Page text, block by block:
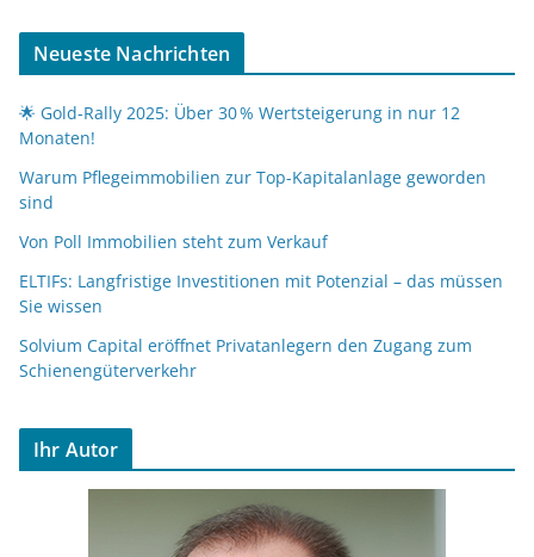
Neueste Nachrichten
🌟 Gold-Rally 2025: Über 30 % Wertsteigerung in nur 12
Monaten!
Warum Pflegeimmobilien zur Top-Kapitalanlage geworden
sind
Von Poll Immobilien steht zum Verkauf
ELTIFs: Langfristige Investitionen mit Potenzial – das müssen
Sie wissen
Solvium Capital eröffnet Privatanlegern den Zugang zum
Schienengüterverkehr
Ihr Autor